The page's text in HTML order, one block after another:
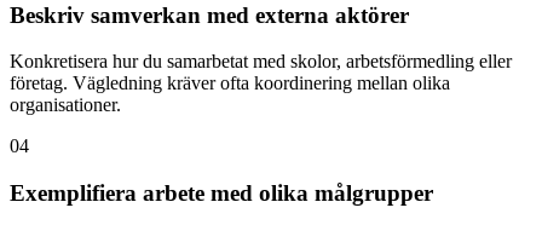
Beskriv samverkan med externa aktörer
Konkretisera hur du samarbetat med skolor, arbetsförmedling eller
företag. Vägledning kräver ofta koordinering mellan olika
organisationer.
04
Exemplifiera arbete med olika målgrupper